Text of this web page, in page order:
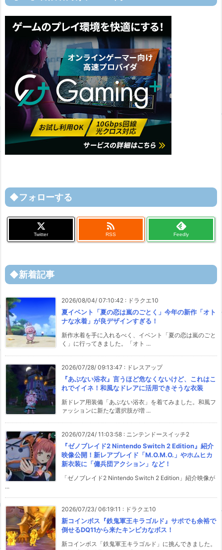
◆フォローする
Twitter

RSS Feedly
◆新着記事
2026/08/04/ 07:10:42 : ドラクエ10
夏イベント「夏の恋は嵐のごとく」今年の新作「オト
ナな水着」が良デザインすぎる！
新作水着を手に入れるべく、イベント「夏の恋は嵐のごと
く」に行ってきました。「オト ...
2026/07/28/ 09:13:47 : ドレスアップ
『あぶない浴衣』言うほど危なくないけど、これはこ
れでイイネ！和風なドレアに活用できそうな衣装
新ドレア用装備「あぶない浴衣」を着てみました。和風フ
ァッションに新たな選択肢が増 ...
2026/07/24/ 11:03:58 : ニンテンドースイッチ2
『ゼノブレイド2 Nintendo Switch 2 Edition』紹介
映像公開！新レアブレイド「M.O.M.O.」やホムヒカ
新衣装に「傭兵団アクション」など！
「ゼノブレイド2 Nintendo Switch 2 Edition」紹介映像が
...
2026/07/23/ 06:19:11 : ドラクエ10
新コインボス『鉄鬼軍王キラゴルド』サポでも余裕で
倒せるDQ11から来たキンピカなボス！
新コインボス「鉄鬼軍王キラゴルド」に挑んできました。